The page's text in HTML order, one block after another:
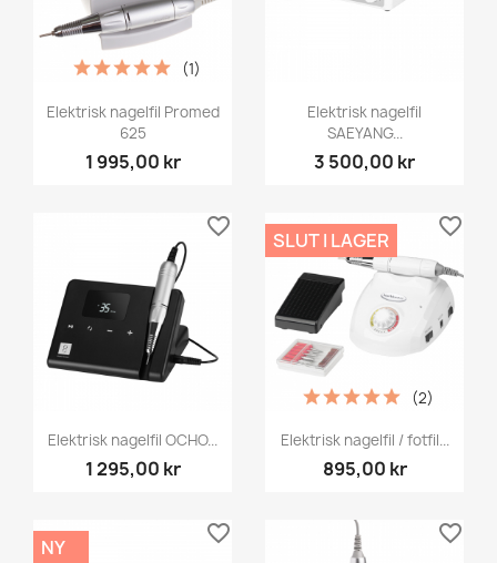
Elektrisk nagelfil Promed
625
1 995,00 kr
(1)
Elektrisk nagelfil
SAEYANG...
3 500,00 kr
Elektrisk nagelfil OCHO...
1 295,00 kr
favorite_border
Elektrisk nagelfil / fotfil...
895,00 kr
(2)
SLUT I LAGER
favorite_border
NY
favorite_border favorite_border